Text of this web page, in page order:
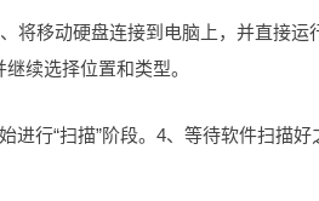
将移动硬盘连接到电脑上，并直接运
续选择位置和类型。
进行“扫描”阶段。4、等待软件扫描